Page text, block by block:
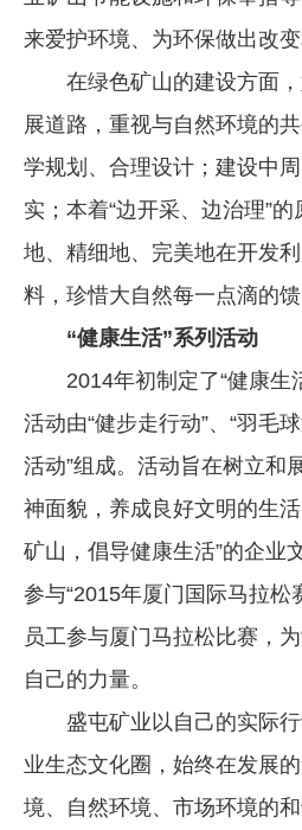
来爱护环境、为环保做出改变
在绿色矿山的建设方面，
展道路，重视与自然环境的
学规划、合理设计；建设中
实；本着“边开采、边治理”
地、精细地、完美地在开发
料，珍惜大自然每一点滴的馈
“健康生活”系列活动
2014年初制定了“健康生
活动由“健步走行动”、“羽毛
活动”组成。活动旨在树立和
神面貌，养成良好文明的生
矿山，倡导健康生活”的企业
参与“2015年厦门国际马拉松
员工参与厦门马拉松比赛，
自己的力量。
盛屯矿业以自己的实际行
业生态文化圈，始终在发展
境、自然环境、市场环境的